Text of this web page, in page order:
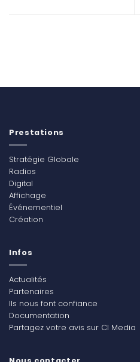
Prestations
Stratégie Globale
Radios
Digital
Affichage
Événementiel
Création
Infos
Actualités
Partenaires
Ils nous font confiance
Documentation
Partagez votre avis sur CI Media